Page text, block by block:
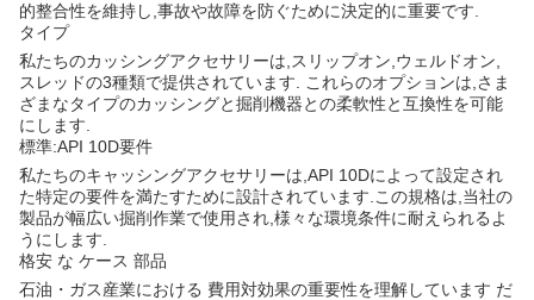
的整合性を維持し,事故や故障を防ぐために決定的に重要です.
タイプ
私たちのカッシングアクセサリーは,スリップオン,ウェルドオン,
スレッドの3種類で提供されています. これらのオプションは,さま
ざまなタイプのカッシングと掘削機器との柔軟性と互換性を可能
にします.
標準:API 10D要件
私たちのキャッシングアクセサリーは,API 10Dによって設定され
た特定の要件を満たすために設計されています.この規格は,当社の
製品が幅広い掘削作業で使用され,様々な環境条件に耐えられるよ
うにします.
格安 な ケース 部品
石油・ガス産業における 費用対効果の重要性を理解しています だ